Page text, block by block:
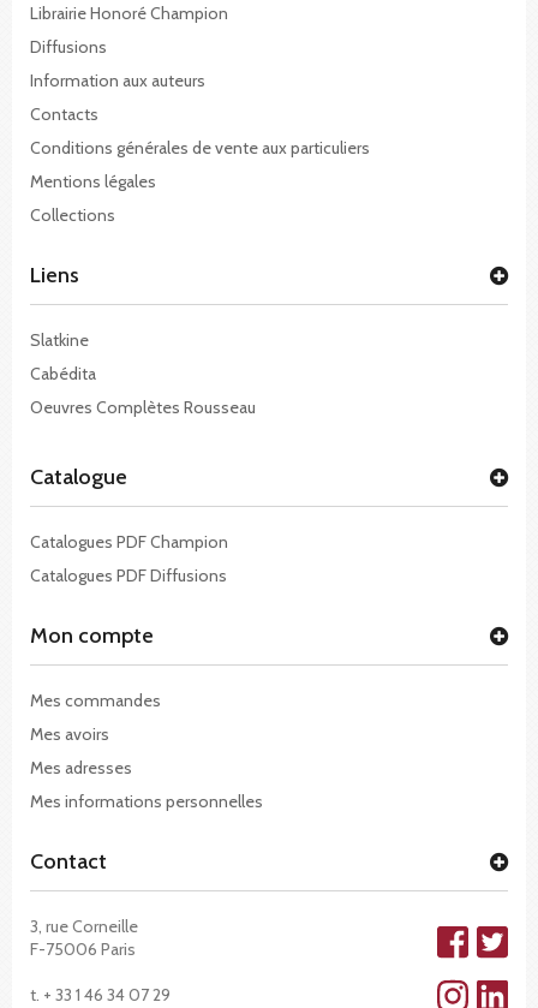
Librairie Honoré Champion
Diffusions
Information aux auteurs
Contacts
Conditions générales de vente aux particuliers
Mentions légales
Collections
Liens
Slatkine
Cabédita
Oeuvres Complètes Rousseau
Catalogue
Catalogues PDF Champion
Catalogues PDF Diffusions
Mon compte
Mes commandes
Mes avoirs
Mes adresses
Mes informations personnelles
Contact
3, rue Corneille
F-75006 Paris
t. + 33 1 46 34 07 29